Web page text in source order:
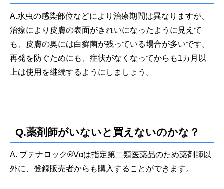
A.水虫の感染部位などにより治療期間は異なりますが、
治療により皮膚の表面がきれいになったように見えて
も、皮膚の奥には白癬菌が残っている場合が多いです。
再発を防ぐためにも、症状がなくなってからも1カ月以
上は使用を継続するようにしましょう。
Q.薬剤師がいないと買えないのかな？
A. ブテナロック®Vαは指定第二類医薬品のため薬剤師以
外に、登録販売者からも購入することができます。